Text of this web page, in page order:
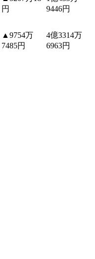
円
9446円
▲9754万
7485円
4億3314万
6963円